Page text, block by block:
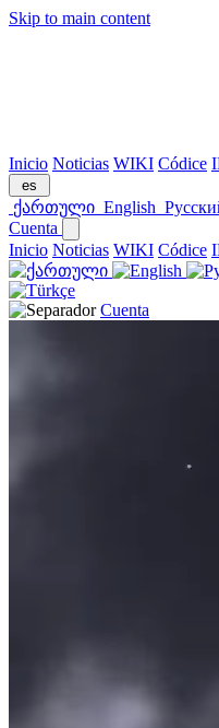
Skip to main content
Inicio Noticias WIKI Códice
es
ქართული English
Cuenta
Inicio Noticias WIKI Códice
Cuenta